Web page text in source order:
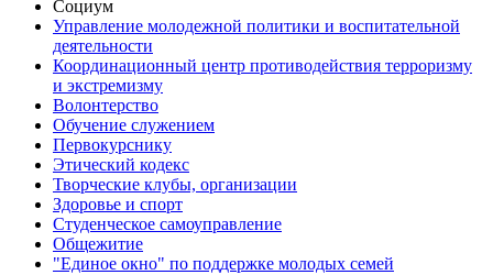
Социум
Управление молодежной политики и воспитательной
деятельности
Координационный центр противодействия терроризму
и экстремизму
Волонтерство
Обучение служением
Первокурснику
Этический кодекс
Творческие клубы, организации
Здоровье и спорт
Студенческое самоуправление
Общежитие
"Единое окно" по поддержке молодых семей